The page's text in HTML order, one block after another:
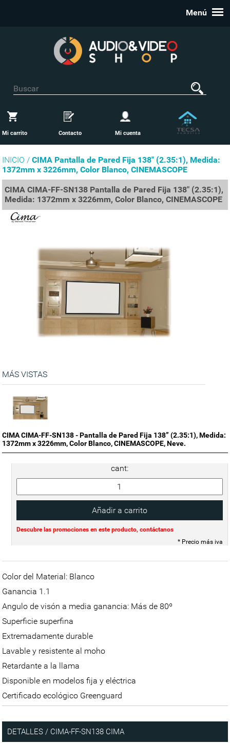
Menú
Mi carrito Contacto Mi cuenta
INICIO /CIMA Pantalla de Pared Fija 138" (2.35:1), Medida:
1372mm x 3226mm, Color Blanco, CINEMASCOPE
CIMA CIMA-FF-SN138 Pantalla de Pared Fija 138" (2.35:1),
Medida: 1372mm x 3226mm, Color Blanco, CINEMASCOPE
MÁS VISTAS
CIMA CIMA-FF-SN138 - Pantalla de Pared Fija 138” (2.35:1), Medida:
1372mm x 3226mm, Color Blanco, CINEMASCOPE, Neve.
cant:
Descubre las promociones en este producto, contáctanos
* Precio más iva
Color del Material: Blanco
Ganancia 1.1
Angulo de visón a media ganancia: Más de 80º
Superficie superfina
Extremadamente durable
Lavable y resistente al moho
Retardante a la llama
Disponible en modelos fija y eléctrica
Certificado ecológico Greenguard
DETALLES / CIMA-FF-SN138 CIMA